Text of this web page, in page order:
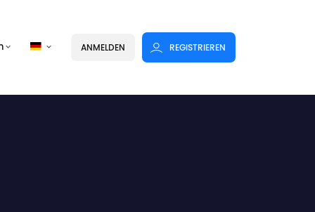
ANMELDEN REGISTRIEREN